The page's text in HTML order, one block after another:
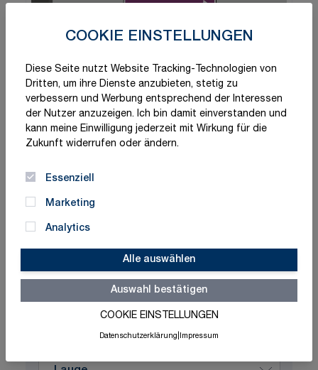
COOKIE EINSTELLUNGEN
Diese Seite nutzt Website Tracking-Technologien von
Dritten, um ihre Dienste anzubieten, stetig zu
verbessern und Werbung entsprechend der Interessen
der Nutzer anzuzeigen. Ich bin damit einverstanden und
kann meine Einwilligung jederzeit mit Wirkung für die
Zukunft widerrufen oder ändern.
Essenziell
Marketing
Analytics
Alle auswählen
Auswahl bestätigen
COOKIE EINSTELLUNGEN
Datenschutzerklärung Impressum
Schnelle Lieferung
Made in Germany
ISO-zertifizierte Qualität
Produktvariation wählen